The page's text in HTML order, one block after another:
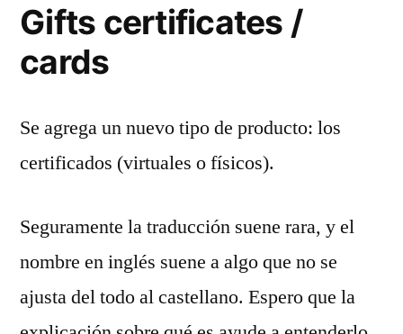
Gifts certificates /
cards
Se agrega un nuevo tipo de producto: los
certificados (virtuales o físicos).
Seguramente la traducción suene rara, y el
nombre en inglés suene a algo que no se
ajusta del todo al castellano. Espero que la